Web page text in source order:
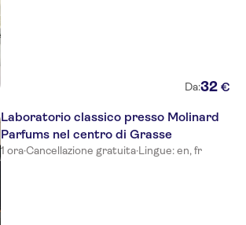
Da:32 €
Laboratorio classico presso Molinard
Parfums nel centro di Grasse
1 ora·Cancellazione gratuita·Lingue: en, fr